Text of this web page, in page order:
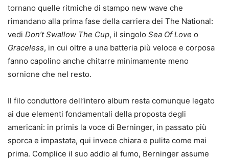
tornano quelle ritmiche di stampo new wave che
rimandano alla prima fase della carriera dei The National:
vedi Don’t Swallow The Cup, il singolo Sea Of Love o
Graceless, in cui oltre a una batteria più veloce e corposa
fanno capolino anche chitarre minimamente meno
sornione che nel resto.
Il filo conduttore dell’intero album resta comunque legato
ai due elementi fondamentali della proposta degli
americani: in primis la voce di Berninger, in passato più
sporca e impastata, qui invece chiara e pulita come mai
prima. Complice il suo addio al fumo, Berninger assume